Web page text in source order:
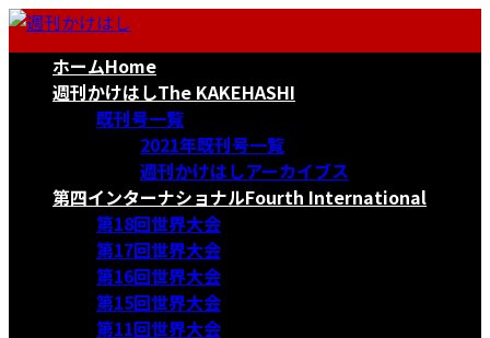
コ
ナ
ホームHome
週刊かけはしThe KAKEHASHI
既刊号一覧
2021年既刊号一覧
週刊かけはしアーカイブス
第四インターナショナルFourth International
第18回世界大会
第17回世界大会
第16回世界大会
第15回世界大会
第11回世界大会